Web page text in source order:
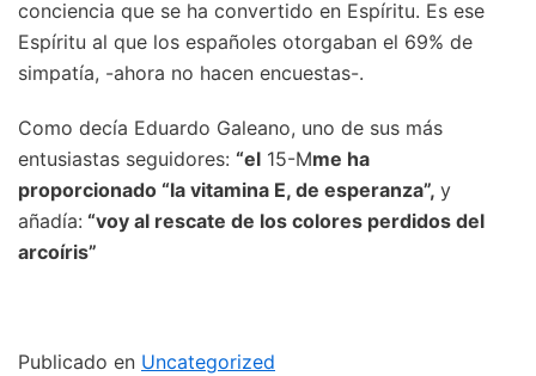
conciencia que se ha convertido en Espíritu. Es ese
Espíritu al que los españoles otorgaban el 69% de
simpatía, -ahora no hacen encuestas-.
Como decía Eduardo Galeano, uno de sus más
entusiastas seguidores: “el 15-Mme ha
proporcionado “la vitamina E, de esperanza”, y
añadía: “voy al rescate de los colores perdidos del
arcoíris”
Publicado en Uncategorized